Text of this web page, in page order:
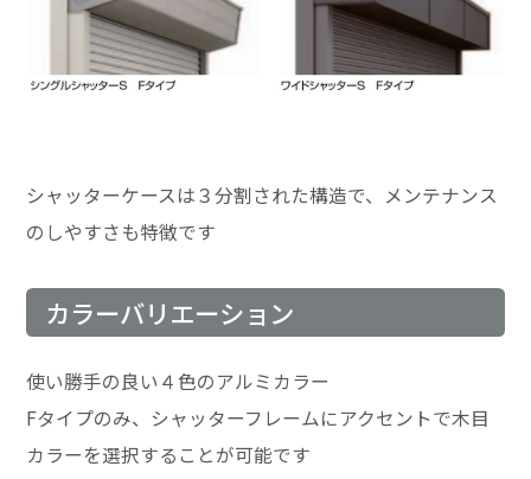
シャッターケースは３分割された構造で、メンテナンス
のしやすさも特徴です
カラーバリエーション
使い勝手の良い４色のアルミカラー
Fタイプのみ、シャッターフレームにアクセントで木目
カラーを選択することが可能です